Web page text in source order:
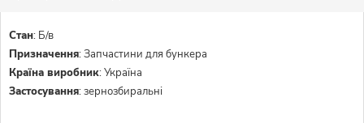
Стан: Б/в
Призначення:Запчастини для бункера
Країна виробник:Україна
Застосування:зернозбиральні